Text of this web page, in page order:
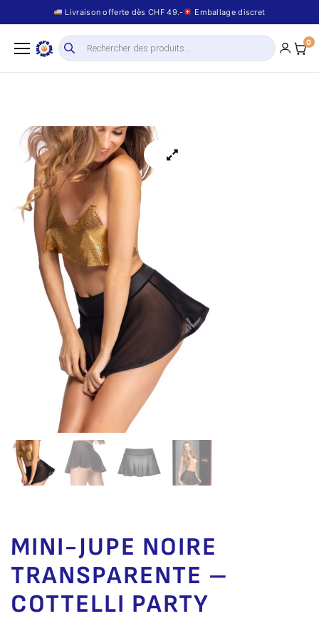
Livraison offerte dès CHF 49.- Emballage discret
0
MINI-JUPE NOIRE
TRANSPARENTE –
COTTELLI PARTY